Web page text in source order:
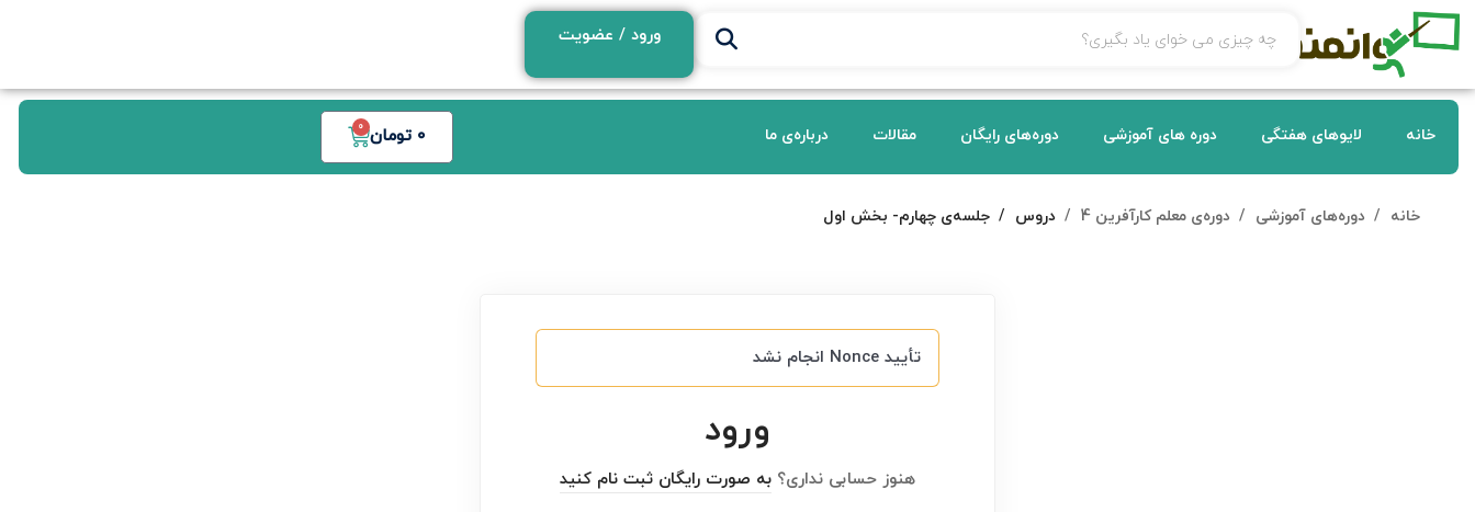
ورود / عضویت
خانه لایوهای هفتگی دوره های آموزشی دوره‌های رایگان مقالات درباره‌ی ما 0 تومان 0
خانه دوره‌های آموزشی دوره‌ی معلم کارآفرین 4 دروس جلسه‌ی چهارم- بخش اول
تأیید Nonce انجام نشد
ورود
هنوز حسابی نداری؟ به صورت رایگان ثبت نام کنید